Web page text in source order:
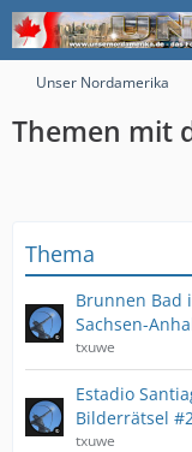
Unser Nordamerika
Themen mit
Thema
Brunnen Bad
Sachsen-
txuwe
Estadio
Bilderrätsel
txuwe